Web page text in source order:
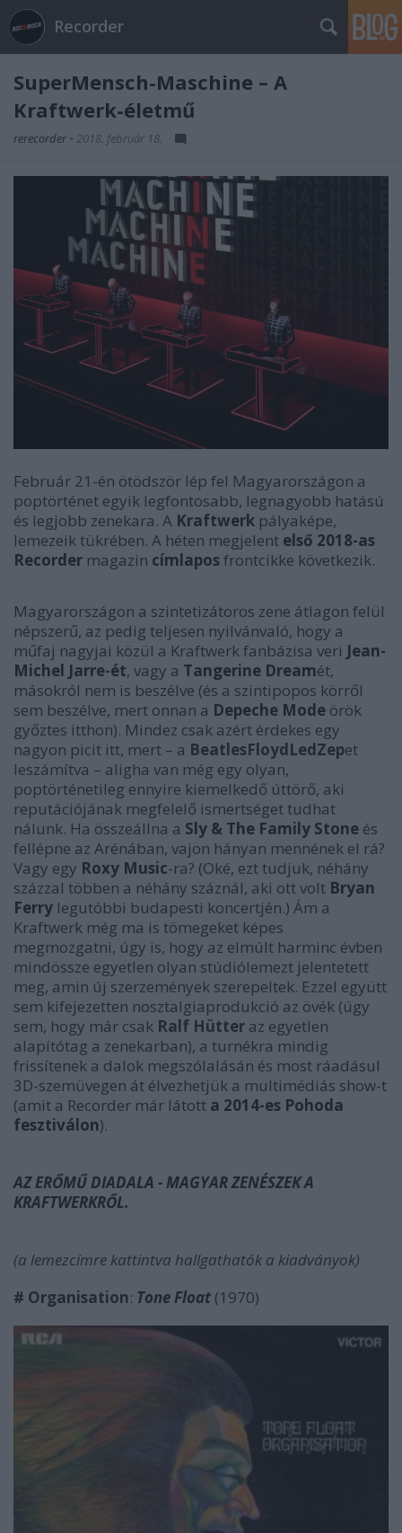
Recorder
SuperMensch-Maschine – A
Kraftwerk-életmű
rerecorder • 2018. február 18.
Február 21-én ötödször lép fel Magyarországon a
poptörténet egyik legfontosabb, legnagyobb hatású
és legjobb zenekara. A Kraftwerk pályaképe,
lemezeik tükrében. A héten megjelent első 2018-as
Recorder magazin címlaposfrontcikke következik.
Magyarországon a szintetizátoros zene átlagon felül
népszerű, az pedig teljesen nyilvánvaló, hogy a
műfaj nagyjai közül a Kraftwerk fanbázisa veri Jean-
Michel Jarre-ét, vagy a Tangerine Dreamét,
másokról nem is beszélve (és a szintipopos körről
sem beszélve, mert onnan a Depeche Mode örök
győztes itthon). Mindez csak azért érdekes egy
nagyon picit itt, mert – a BeatlesFloydLedZepet
leszámítva – aligha van még egy olyan,
poptörténetileg ennyire kiemelkedő úttörő, aki
reputációjának megfelelő ismertséget tudhat
nálunk. Ha összeállna a Sly & The Family Stone és
fellépne az Arénában, vajon hányan mennének el rá?
Vagy egy Roxy Music-ra? (Oké, ezt tudjuk, néhány
százzal többen a néhány száznál, aki ott volt Bryan
Ferry legutóbbi budapesti koncertjén.) Ám a
Kraftwerk még ma is tömegeket képes
megmozgatni, úgy is, hogy az elmúlt harminc évben
mindössze egyetlen olyan stúdiólemezt jelentetett
meg, amin új szerzemények szerepeltek. Ezzel együtt
sem kifejezetten nosztalgiaprodukció az övék (úgy
sem, hogy már csak Ralf Hütter az egyetlen
alapítótag a zenekarban), a turnékra mindig
frissítenek a dalok megszólalásán és most ráadásul
3D-szemüvegen át élvezhetjük a multimédiás show-t
(amit a Recorder már látott a 2014-es Pohoda
fesztiválon).
AZ ERŐMŰ DIADALA - MAGYAR ZENÉSZEK A
KRAFTWERKRŐL.
(a lemezcímre kattintva hallgathatók a kiadványok)
# Organisation: Tone Float (1970)